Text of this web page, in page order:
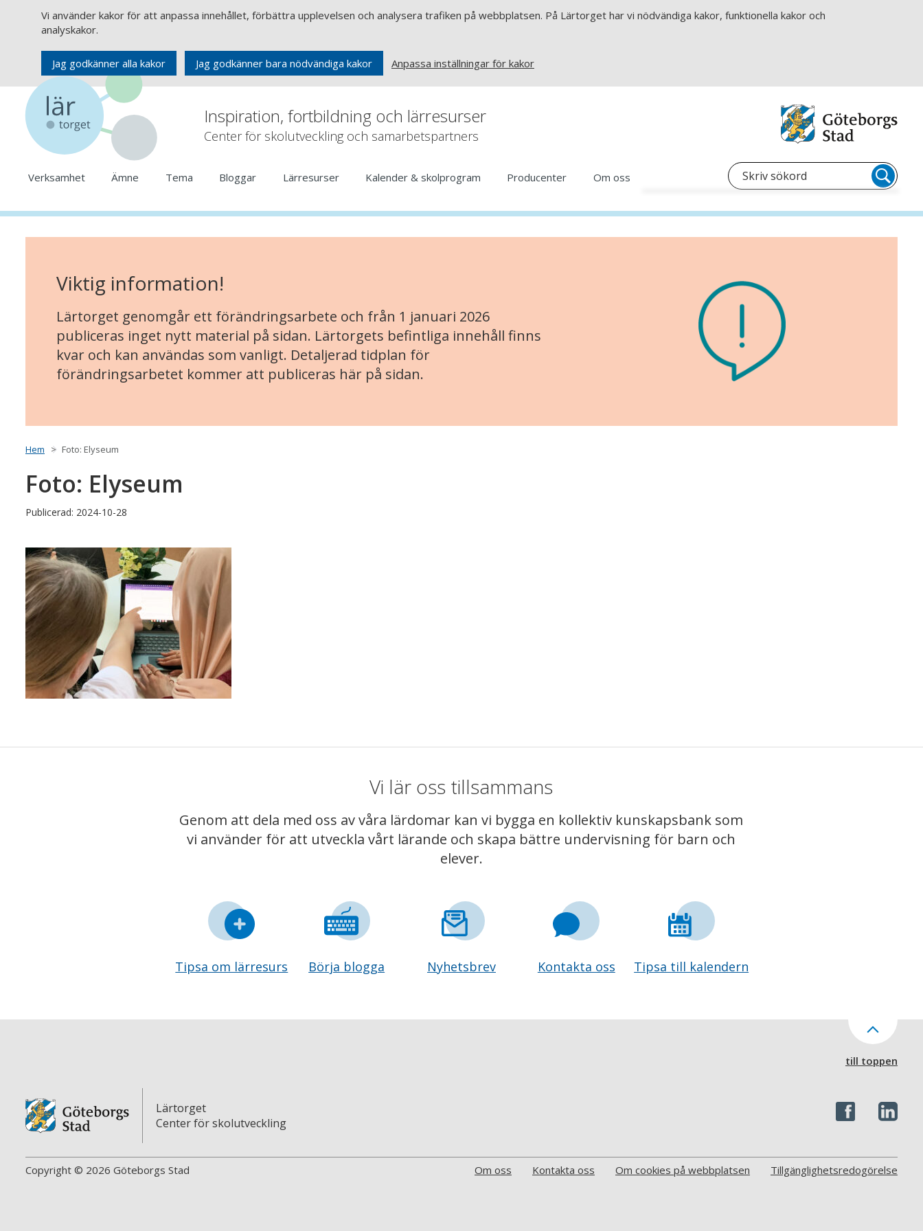
Vi använder kakor för att anpassa innehållet, förbättra upplevelsen och analysera trafiken på webbplatsen. På Lärtorget har vi nödvändiga kakor, funktionella kakor och
analyskakor.
Jag godkänner alla kakor Jag godkänner bara nödvändiga kakor Anpassa inställningar för kakor
Inspiration, fortbildning och lärresurser
Center för skolutveckling och samarbetspartners
Verksamhet Ämne Tema Bloggar Lärresurser Kalender & skolprogram Producenter Om oss
Viktig information!
Lärtorget genomgår ett förändringsarbete och från 1 januari 2026
publiceras inget nytt material på sidan. Lärtorgets befintliga innehåll finns
kvar och kan användas som vanligt. Detaljerad tidplan för
förändringsarbetet kommer att publiceras här på sidan.
Hem Foto: Elyseum
Foto: Elyseum
Publicerad: 2024-10-28
Vi lär oss tillsammans
Genom att dela med oss av våra lärdomar kan vi bygga en kollektiv kunskapsbank som
vi använder för att utveckla vårt lärande och skapa bättre undervisning för barn och
elever.
Tipsa om lärresurs Börja blogga Nyhetsbrev Kontakta oss Tipsa till kalendern
till toppen
Lärtorget
Center för skolutveckling
Copyright © 2026 Göteborgs Stad Om oss Kontakta oss Om cookies på webbplatsen Tillgänglighetsredogörelse